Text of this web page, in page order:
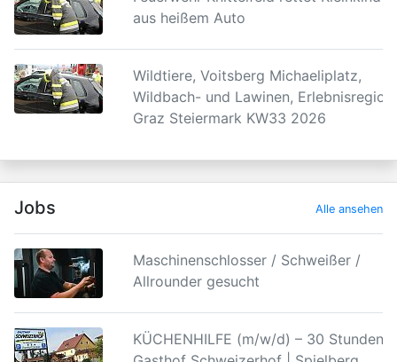
aus heißem Auto
Wildtiere, Voitsberg Michaeliplatz,
Wildbach- und Lawinen, Erlebnisregion
Graz Steiermark KW33 2026
Jobs Alle ansehen
Maschinenschlosser / Schweißer /
Allrounder gesucht
KÜCHENHILFE (m/w/d) – 30 Stunden |